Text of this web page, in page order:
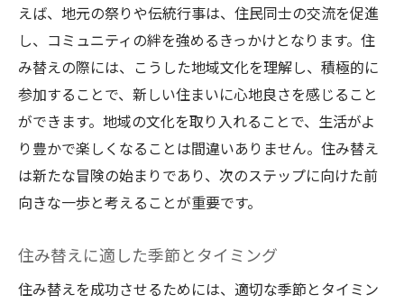
えば、地元の祭りや伝統行事は、住民同士の交流を促進
し、コミュニティの絆を強めるきっかけとなります。住
み替えの際には、こうした地域文化を理解し、積極的に
参加することで、新しい住まいに心地良さを感じること
ができます。地域の文化を取り入れることで、生活がよ
り豊かで楽しくなることは間違いありません。住み替え
は新たな冒険の始まりであり、次のステップに向けた前
向きな一歩と考えることが重要です。
住み替えに適した季節とタイミング
住み替えを成功させるためには、適切な季節とタイミン